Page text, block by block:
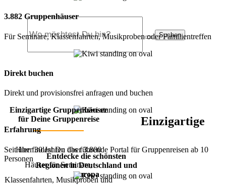
Suchen
3.882 Gruppenhäuser
Für Seminare, Klassenfahrten, Musikproben oder Familientreffen
Direkt buchen
Direkt und provisionsfrei anfragen und buchen
Erfahrung
Seit über 30 Jahren das führende Portal für Gruppenreisen ab 10
Personen
Einzigartige Gruppenhäuser
für Deine Gruppenreise
Hier findest Du über 3.800
Häuser für Seminare,
Klassenfahrten, Musikproben und
Entdecke die schönsten
Regionen in Deutschland und
Europa
Einzigartige